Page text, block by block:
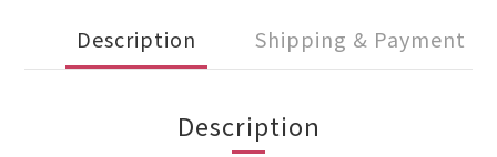
Description Shipping & Payment
Description